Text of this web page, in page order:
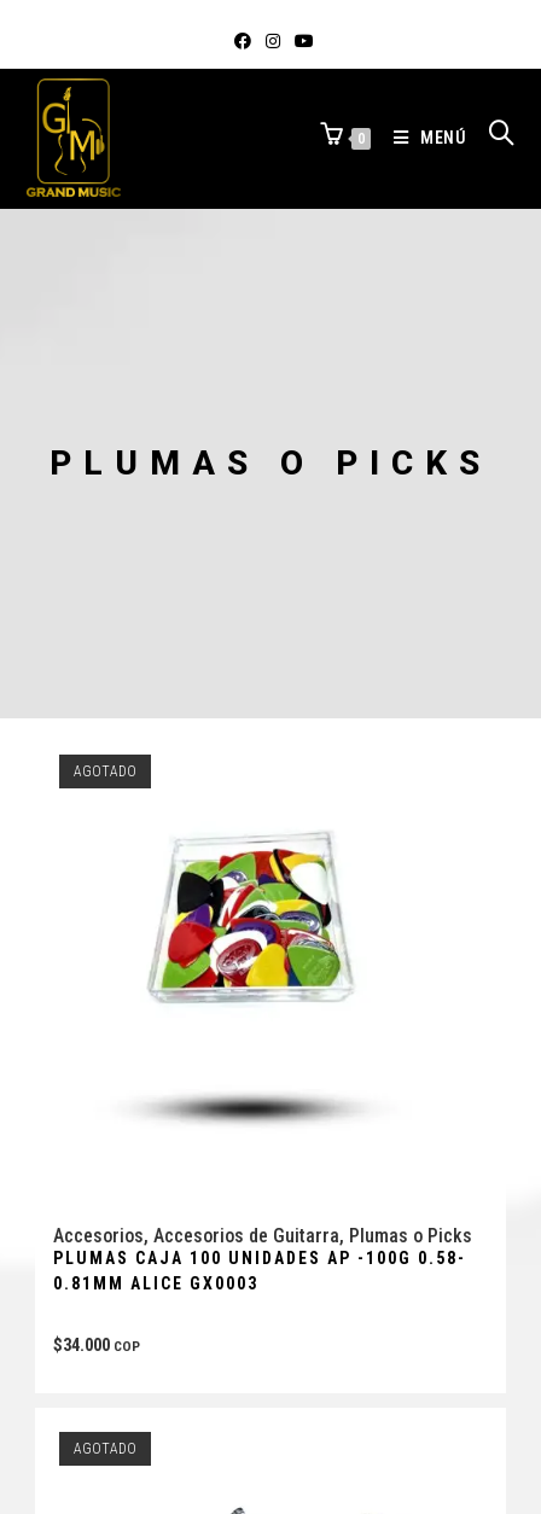
0 MENÚ
PLUMAS O PICKS
AGOTADO
Accesorios, Accesorios de Guitarra, Plumas o Picks
PLUMAS CAJA 100 UNIDADES AP -100G 0.58-
0.81MM ALICE GX0003
$34.000 COP
AGOTADO